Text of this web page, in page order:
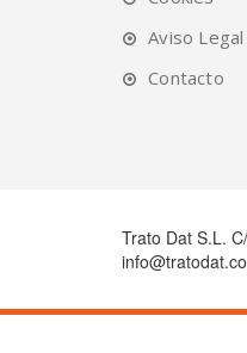
Aviso Legal
Contacto
Trato Dat S.L.